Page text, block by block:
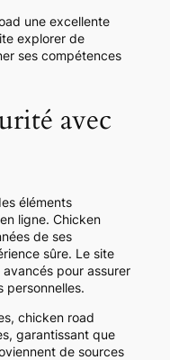
une excellente
explorer de
ses compétences
avec
éléments
ligne. Chicken
de ses
sûre. Le site
pour assurer
personnelles.
chicken road
garantissant que
de sources